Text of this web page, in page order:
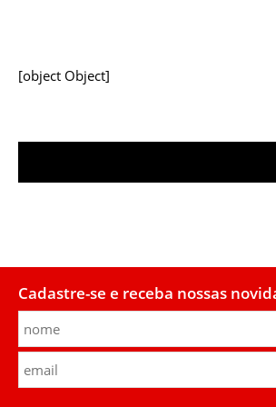
[object Object]
Cadastre-se e receba nossas